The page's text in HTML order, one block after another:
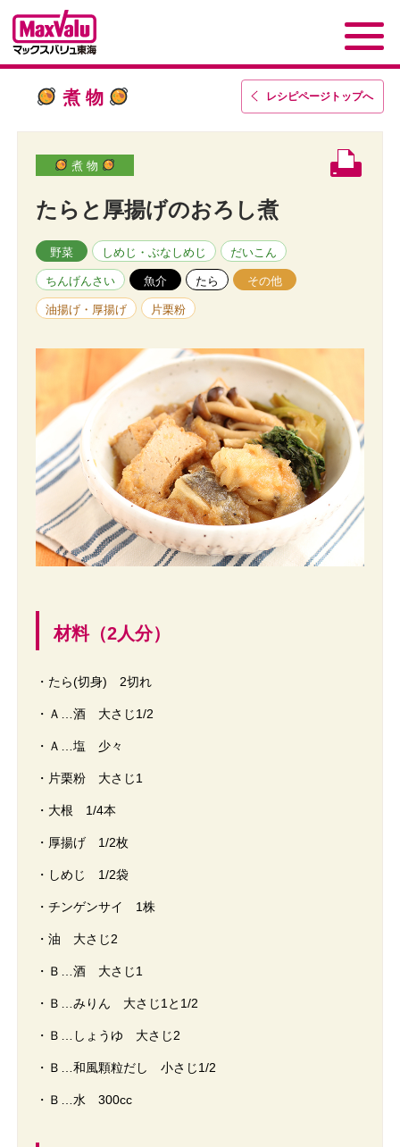
レシピページトップへ
煮 物
煮 物
たらと厚揚げのおろし煮
野菜 しめじ・ぶなしめじ だいこん
ちんげんさい 魚介 たら その他
油揚げ・厚揚げ 片栗粉
材料（2人分）
・たら(切身) 2切れ
・Ａ…酒 大さじ1/2
・Ａ…塩 少々
・片栗粉 大さじ1
・大根 1/4本
・厚揚げ 1/2枚
・しめじ 1/2袋
・チンゲンサイ 1株
・油 大さじ2
・Ｂ…酒 大さじ1
・Ｂ…みりん 大さじ1と1/2
・Ｂ…しょうゆ 大さじ2
・Ｂ…和風顆粒だし 小さじ1/2
・Ｂ…水 300cc